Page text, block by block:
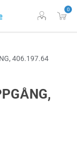
0
406.197.64